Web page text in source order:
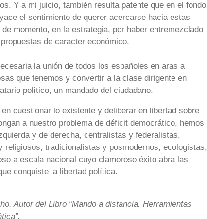
Y a mi juicio, también resulta patente que en el fondo
el sentimiento de querer acercarse hacia estas
momento, en la estrategia, por haber entremezclado
de carácter económico.
la unión de todos los españoles en aras a
que tenemos y convertir a la clase dirigente en
político, un mandado del ciudadano.
cuestionar lo existente y deliberar en libertad sobre
a nuestro problema de déficit democrático, hemos
y de derecha, centralistas y federalistas,
religiosos, tradicionalistas y posmodernos, ecologistas,
a escala nacional cuyo clamoroso éxito abra las
conquiste la libertad política.
Autor del Libro “Mando a distancia. Herramientas